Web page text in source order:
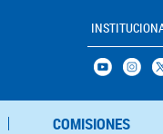
COMISIONES